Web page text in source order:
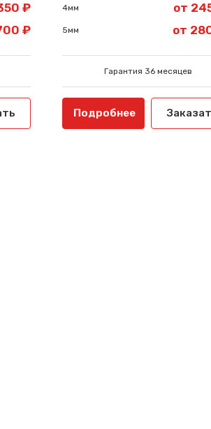
₽
₽
4мм от
5мм от
Гарантия 36 месяцев
Подробнее